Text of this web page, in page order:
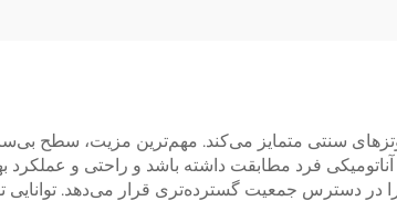
سنتی متمایز می‌کند. مهم‌ترین مزیت، سطح
فرد مطابقت داشته باشد و راحتی و عملکرد
دسترس جمعیت گسترده‌تری قرار می‌دهد. توانایی